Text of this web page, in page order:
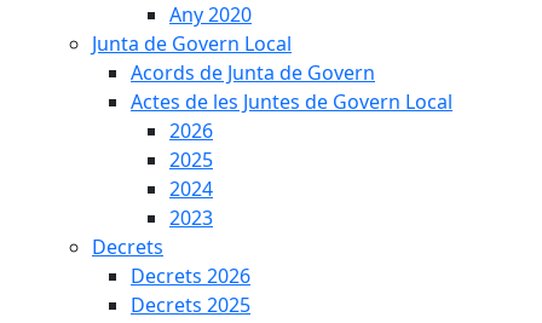
Any 2020
Junta de Govern Local
Acords de Junta de Govern
Actes de les Juntes de Govern Local
2026
2025
2024
2023
Decrets
Decrets 2026
Decrets 2025